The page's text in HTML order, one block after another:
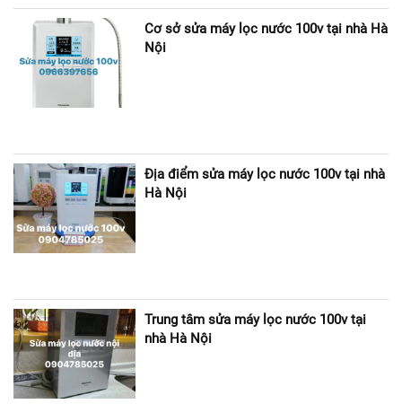
Cơ sở sửa máy lọc nước 100v tại nhà Hà
Nội
Địa điểm sửa máy lọc nước 100v tại nhà
Hà Nội
Trung tâm sửa máy lọc nước 100v tại
nhà Hà Nội